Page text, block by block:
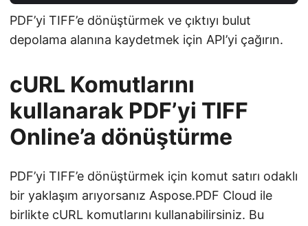
PDF’yi TIFF’e dönüştürmek ve çıktıyı bulut
depolama alanına kaydetmek için API’yi çağırın.
cURL Komutlarını
kullanarak PDF’yi TIFF
Online’a dönüştürme
PDF’yi TIFF’e dönüştürmek için komut satırı odaklı
bir yaklaşım arıyorsanız Aspose.PDF Cloud ile
birlikte cURL komutlarını kullanabilirsiniz. Bu